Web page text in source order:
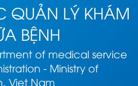
QUẢN LÝ KHÁM
BỆNH
of medical service
- Ministry of
Viet Nam